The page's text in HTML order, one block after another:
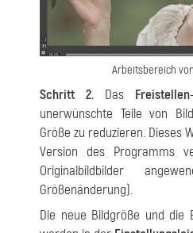
Arbeitsbereich
Schritt 2. Das Freistellen
unerwünschte Teile von
Größe zu reduzieren. Dieses
Version des Programms
Originalbildbilder
Größenänderung).
Die neue Bildgröße und die